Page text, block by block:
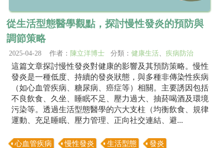
從生活型態醫學觀點，探討慢性發炎的預防與
調節策略
2025-04-28 作者： 陳立洋博士 分類： 健康生活 疾病防治
​這篇文章探討慢性發炎對健康的影響及其預防策略。​慢性
發炎是一種低度、持續的發炎狀態，與多種非傳染性疾病
（如心血管疾病、糖尿病、癌症等）相關。​主要誘因包括
不良飲食、久坐、睡眠不足、壓力過大、抽菸喝酒及環境
污染等。​透過生活型態醫學的六大支柱（均衡飲食、規律
運動、充足睡眠、壓力管理、正向社交連結、避...
心血管疾病 慢性發炎 生活型態
發炎